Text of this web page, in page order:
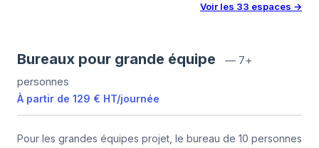
Voir les 33 espaces →
Bureaux pour grande équipe — 7+
personnes
À partir de 129 € HT/journée
Pour les grandes équipes projet, le bureau de 10 personnes